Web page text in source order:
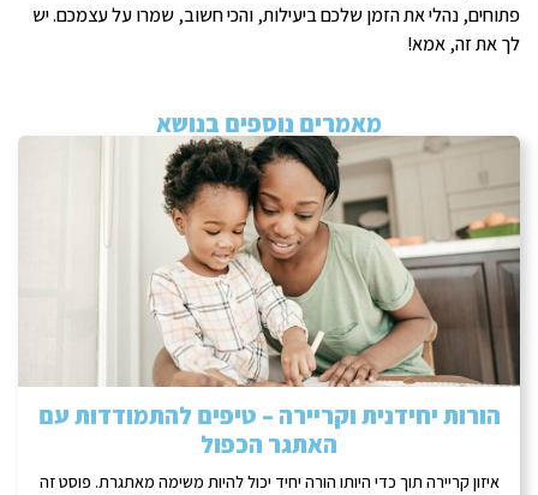
פתוחים, נהלי את הזמן שלכם ביעילות, והכי חשוב, שמרו על עצמכם. יש
לך את זה, אמא!
מאמרים נוספים בנושא
הורות יחידנית וקריירה – טיפים להתמודדות עם
האתגר הכפול
איזון קריירה תוך כדי היותו הורה יחיד יכול להיות משימה מאתגרת. פוסט זה